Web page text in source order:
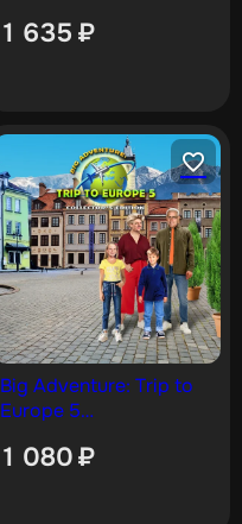
1 635 ₽
Big Adventure: Trip to
Europe 5
1 080₽